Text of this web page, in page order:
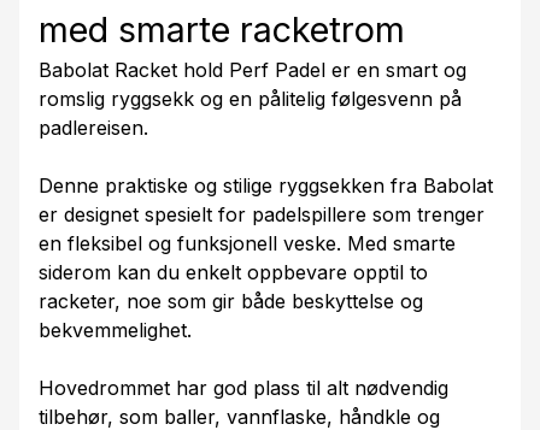
med smarte racketrom
Babolat Racket hold Perf Padel er en smart og
romslig ryggsekk og en pålitelig følgesvenn på
padlereisen.
Denne praktiske og stilige ryggsekken fra Babolat
er designet spesielt for padelspillere som trenger
en fleksibel og funksjonell veske. Med smarte
siderom kan du enkelt oppbevare opptil to
racketer, noe som gir både beskyttelse og
bekvemmelighet.
Hovedrommet har god plass til alt nødvendig
tilbehør, som baller, vannflaske, håndkle og